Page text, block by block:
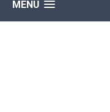
MENÚ